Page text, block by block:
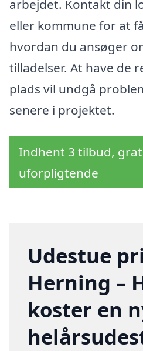
arbejdet. Kontakt din
eller kommune for at
hvordan du ansøger
tilladelser. At have de
plads vil undgå
senere i projektet.
Indhent 3 tilbud,
uforpligtende
Udestue
Herning –
koster en